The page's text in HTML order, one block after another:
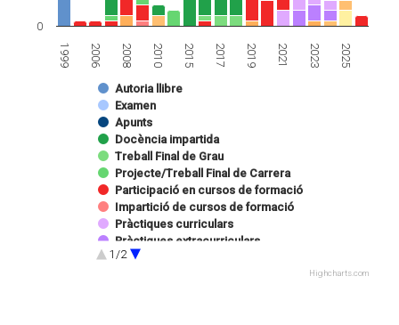
Autoria llibre
Examen
Apunts
Docència impartida
Treball Final de Grau
Projecte/Treball Final de Carrera
Participació en cursos de formació
Impartició de cursos de formació
Pràctiques curriculars
Pràctiques extracurriculars
Presentació treball a congrès
1/2
1999 2006 2008 2010 2015 2017 2019 2021 2023 2025
0
Highcharts.com